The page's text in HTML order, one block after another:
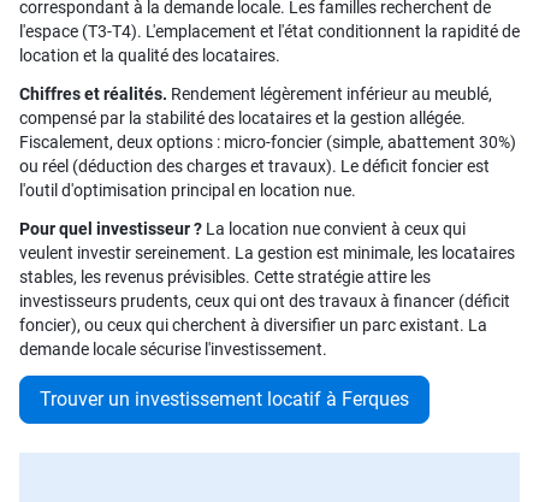
correspondant à la demande locale. Les familles recherchent de
l'espace (T3-T4). L'emplacement et l'état conditionnent la rapidité de
location et la qualité des locataires.
Chiffres et réalités. Rendement légèrement inférieur au meublé,
compensé par la stabilité des locataires et la gestion allégée.
Fiscalement, deux options : micro-foncier (simple, abattement 30%)
ou réel (déduction des charges et travaux). Le déficit foncier est
l'outil d'optimisation principal en location nue.
Pour quel investisseur ? La location nue convient à ceux qui
veulent investir sereinement. La gestion est minimale, les locataires
stables, les revenus prévisibles. Cette stratégie attire les
investisseurs prudents, ceux qui ont des travaux à financer (déficit
foncier), ou ceux qui cherchent à diversifier un parc existant. La
demande locale sécurise l'investissement.
Trouver un investissement locatif à Ferques